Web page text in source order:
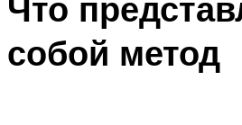
собой метод